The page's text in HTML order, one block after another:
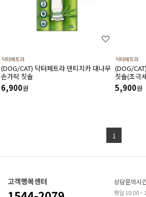
닥터페트라
(DOG/CAT) 닥터페트라 덴티치카 대나무
손가락 칫솔
6,900원
닥터페트라
(DOG/
칫솔(초극
5,900원
1
고객행복센터 상담문의시
평일 10:00 ~